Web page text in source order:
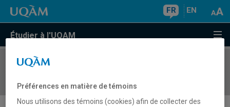
FR EN
Étudier à l'UQAM
COURS//
Préférences en matière de témoins
Nous utilisons des témoins (cookies) afin de collecter des